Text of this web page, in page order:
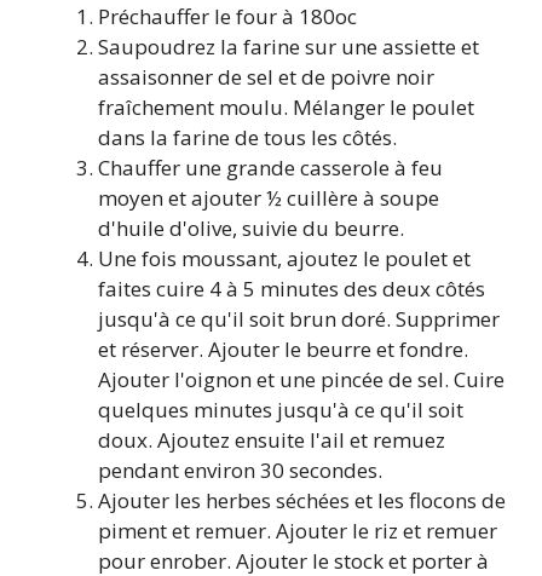
Préchauffer le four à 180oc
Saupoudrez la farine sur une assiette et
assaisonner de sel et de poivre noir
fraîchement moulu. Mélanger le poulet
dans la farine de tous les côtés.
Chauffer une grande casserole à feu
moyen et ajouter ½ cuillère à soupe
d'huile d'olive, suivie du beurre.
Une fois moussant, ajoutez le poulet et
faites cuire 4 à 5 minutes des deux côtés
jusqu'à ce qu'il soit brun doré. Supprimer
et réserver. Ajouter le beurre et fondre.
Ajouter l'oignon et une pincée de sel. Cuire
quelques minutes jusqu'à ce qu'il soit
doux. Ajoutez ensuite l'ail et remuez
pendant environ 30 secondes.
Ajouter les herbes séchées et les flocons de
piment et remuer. Ajouter le riz et remuer
pour enrober. Ajouter le stock et porter à